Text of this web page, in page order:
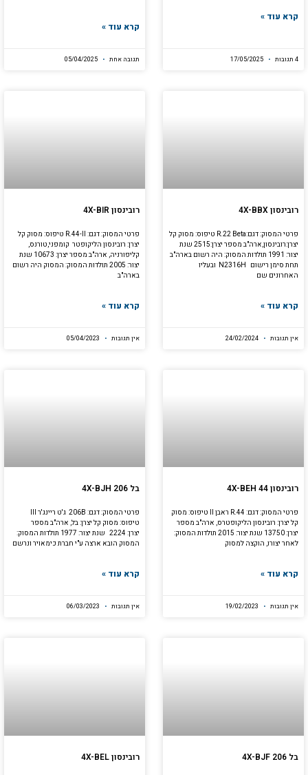
קרא עוד »
קרא עוד »
תגובה אחת
רובינסון 4X-BBX
פרטי המסוק: דגם:R.22 Beta טיפוס: מסוק קל
יצרן:רובינסון,ארה"ב מספר יצרן:2515 שנת
יצור: 1991 תולדות המסוק: היה רשום בארה"ב
תחת סימן רישום N2316H ובעליו
האחרונים שם
קרא עוד »
אין תגובות
רובינסון 4X-BIR
פרטי המסוק: דגם: R.44-II טיפוס: מסוק קל
יצרן: רובינסון הליקופטר קומפני,טורנס,
קליפורניה, ארה"ב מספר יצרן: 10673 שנת
יצור: 2005 תולדות המסוק: המסוק היה רשום
בארה"ב
קרא עוד »
אין תגובות
רובינסון 4X-BEH 44
פרטי המסוק: דגם: R.44 ראבן II טיפוס: מסוק
קל יצרן: רובינסון הליקופטרס, ארה"ב מספר
יצרן: 13750 שנת יצור: 2015 תולדות המסוק:
לאחר יצורו, הוקצה למסוק
קרא עוד »
אין תגובות
בל 4X-BJH 206
פרטי המסוק: דגם: 206B ג'ט ריינג'ר III
טיפוס: מסוק קל יצרן: בל, ארה"ב מספר
יצרן: 2224 שנת יצור: 1977 תולדות המסוק:
המסוק הובא ארצה ע"י חברת כימאויר ונרשם
קרא עוד »
אין תגובות
בל 4X-BJF 206 רובינסון 4X-BEL